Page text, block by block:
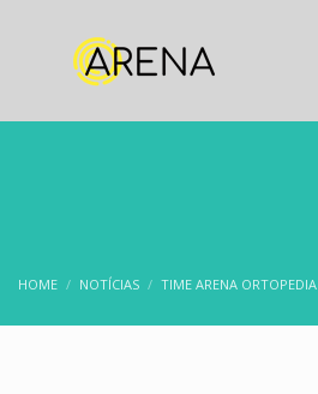
HOME NOTÍCIAS TIME ARENA ORTOPEDIA